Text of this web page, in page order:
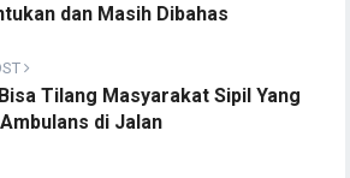
dan Masih Dibahas
Tilang Masyarakat Sipil Yang
di Jalan